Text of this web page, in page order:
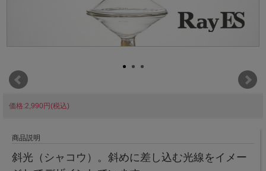
価格:2,990円(税込)
商品説明
斜光（シャコウ）。斜めに差し込む光線をイメー